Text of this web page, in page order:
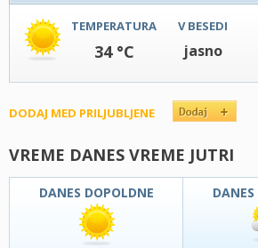
TEMPERATURA
34 °C
V BESEDI
jasno
DODAJ MED PRILJUBLJENE
VREME DANES VREME JUTRI
DANES DOPOLDNE